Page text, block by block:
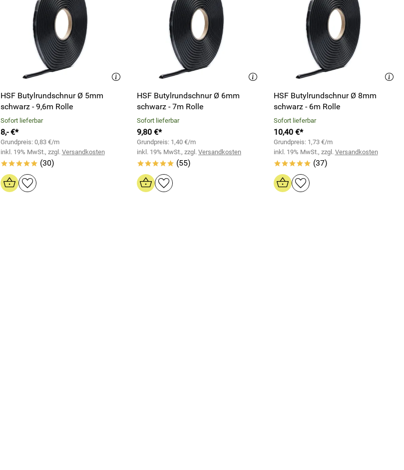
HSF Butylrundschnur Ø 5mm
schwarz - 9,6m Rolle
Sofort lieferbar
8,- €*
Grundpreis: 0,83 €/m
inkl. 19% MwSt., zzgl. Versandkosten
***** (30)
HSF Butylrundschnur Ø 6mm
schwarz - 7m Rolle
Sofort lieferbar
9,80 €*
Grundpreis: 1,40 €/m
inkl. 19% MwSt., zzgl. Versandkosten
***** (55)
HSF Butylrundschnur Ø 8mm
schwarz - 6m Rolle
Sofort lieferbar
10,40 €*
Grundpreis: 1,73 €/m
inkl. 19% MwSt., zzgl. Versandkosten
***** (37)